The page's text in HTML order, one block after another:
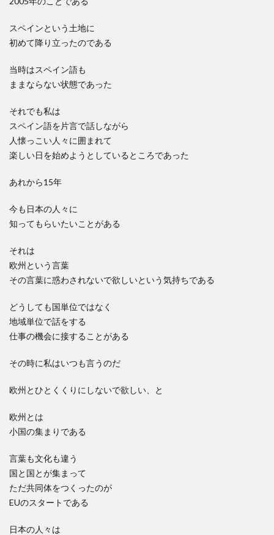
スペインという土地に
初めて降り立ったのである
当時はスペイン語も
ままならない状態であった
それでも私は
スペイン語を片言で話しながら
人懐っこい人々に囲まれて
楽しい日を始めようとしているところであった
あれから15年
今も日本の人々に
知ってもらいたいことがある
それは
欧州という言葉
その言葉に惑わされないで欲しいという気持ちである
どうしても国単位ではなく
地域単位で話をする
仕事の機会に接することがある
その時に私はいつも言うのだ
欧州とひとくくりにしないで欲しい、と
欧州とは
小国の集まりである
言葉も文化も違う
国と国とが集まって
ただ共同体をつくったのが
EUのスタートである
日本の人々は